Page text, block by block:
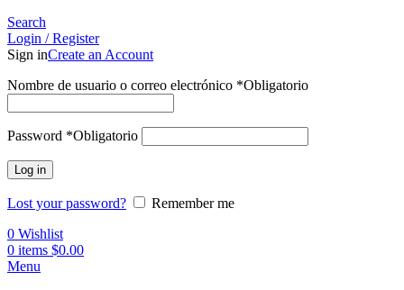
Search
Login / Register
Sign inCreate an Account
Nombre de usuario o correo electrónico *Obligatorio
Password *Obligatorio
Log in
Lost your password?
Remember me
0 Wishlist
0 items $0.00
Menu